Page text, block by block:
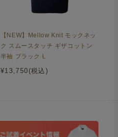
【NEW】Mellow Knit モックネッ
ク スムースタッチ ギザコットン
半袖 ブラック L
¥13,750(税込)